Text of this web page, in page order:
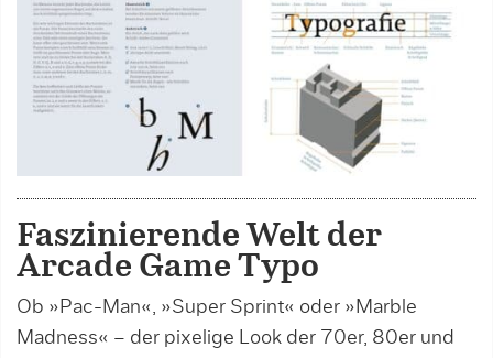
Faszinierende Welt der
Arcade Game Typo
Ob »Pac-Man«, »Super Sprint« oder »Marble
Madness« – der pixelige Look der 70er, 80er und